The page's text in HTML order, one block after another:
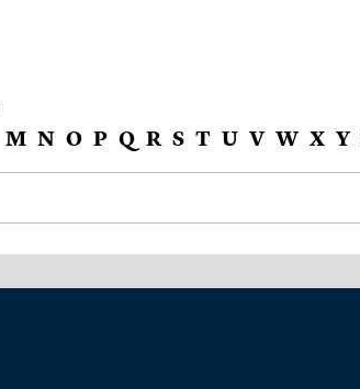
M N O P Q R S T U V W X Y